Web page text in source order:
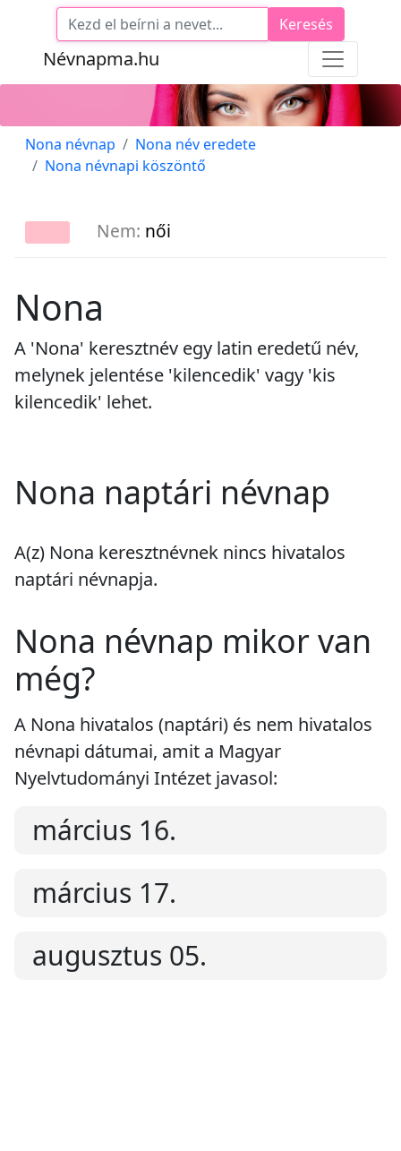
Névnapma.hu
Keresés
Nona névnap
Nona név eredete
Nona névnapi köszöntő
Nem: női
Nona
A 'Nona' keresztnév egy latin eredetű név,
melynek jelentése 'kilencedik' vagy 'kis
kilencedik' lehet.
Nona naptári névnap
A(z) Nona keresztnévnek nincs hivatalos
naptári névnapja.
Nona névnap mikor van
még?
A Nona hivatalos (naptári) és nem hivatalos
névnapi dátumai, amit a Magyar
Nyelvtudományi Intézet javasol:
március 16.
március 17.
augusztus 05.